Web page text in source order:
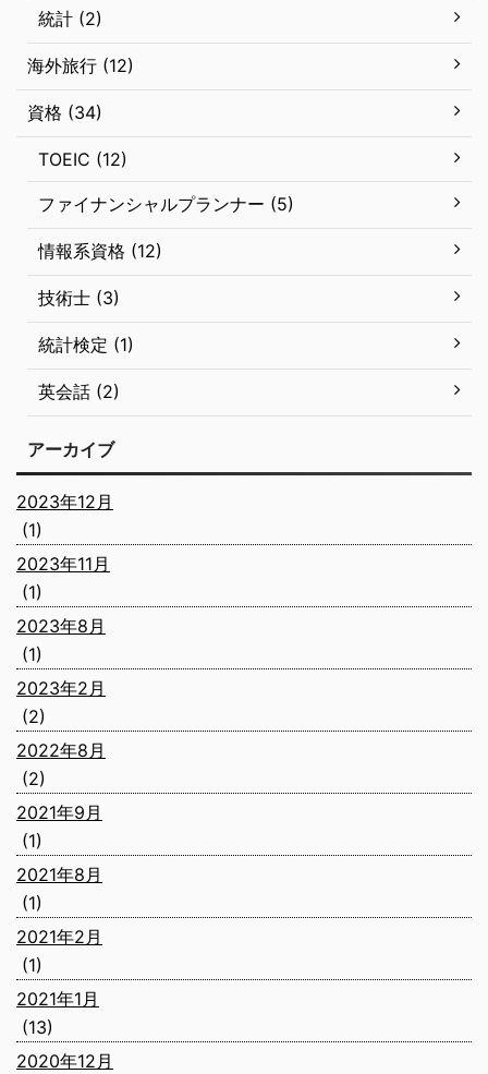
統計 (2)
海外旅行 (12)
資格 (34)
TOEIC (12)
ファイナンシャルプランナー (5)
情報系資格 (12)
技術士 (3)
統計検定 (1)
英会話 (2)
アーカイブ
2023年12月
(1)
2023年11月
(1)
2023年8月
(1)
2023年2月
(2)
2022年8月
(2)
2021年9月
(1)
2021年8月
(1)
2021年2月
(1)
2021年1月
(13)
2020年12月